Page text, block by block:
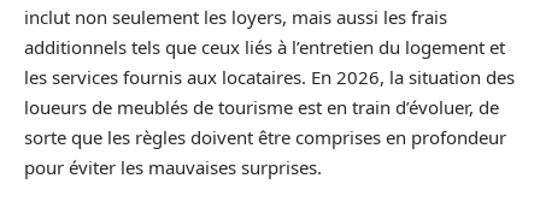
inclut non seulement les loyers, mais aussi les frais
additionnels tels que ceux liés à l’entretien du logement et
les services fournis aux locataires. En 2026, la situation des
loueurs de meublés de tourisme est en train d’évoluer, de
sorte que les règles doivent être comprises en profondeur
pour éviter les mauvaises surprises.